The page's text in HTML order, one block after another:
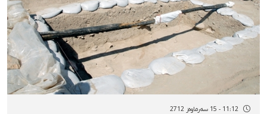
11:12 - 15 سەرماوەز 2712